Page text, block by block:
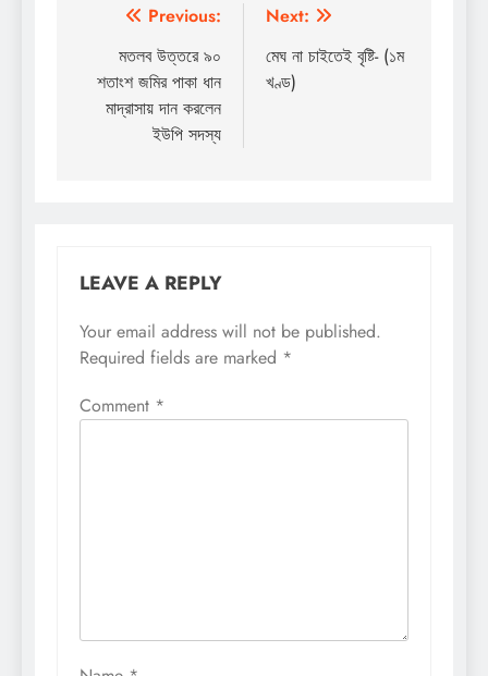
Post
navigation
Previous:
মতলব উত্তরে ৯০
শতাংশ জমির পাকা ধান
মাদ্রাসায় দান করলেন
ইউপি সদস্য
Next:
মেঘ না চাইতেই বৃষ্টি- (১ম
খণ্ড)
LEAVE A REPLY
Your email address will not be published.
Required fields are marked *
Comment *